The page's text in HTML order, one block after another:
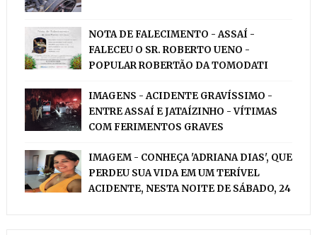
NOTA DE FALECIMENTO - ASSAÍ -
FALECEU O SR. ROBERTO UENO -
POPULAR ROBERTÃO DA TOMODATI
IMAGENS - ACIDENTE GRAVÍSSIMO -
ENTRE ASSAÍ E JATAÍZINHO - VÍTIMAS
COM FERIMENTOS GRAVES
IMAGEM - CONHEÇA 'ADRIANA DIAS', QUE
PERDEU SUA VIDA EM UM TERÍVEL
ACIDENTE, NESTA NOITE DE SÁBADO, 24